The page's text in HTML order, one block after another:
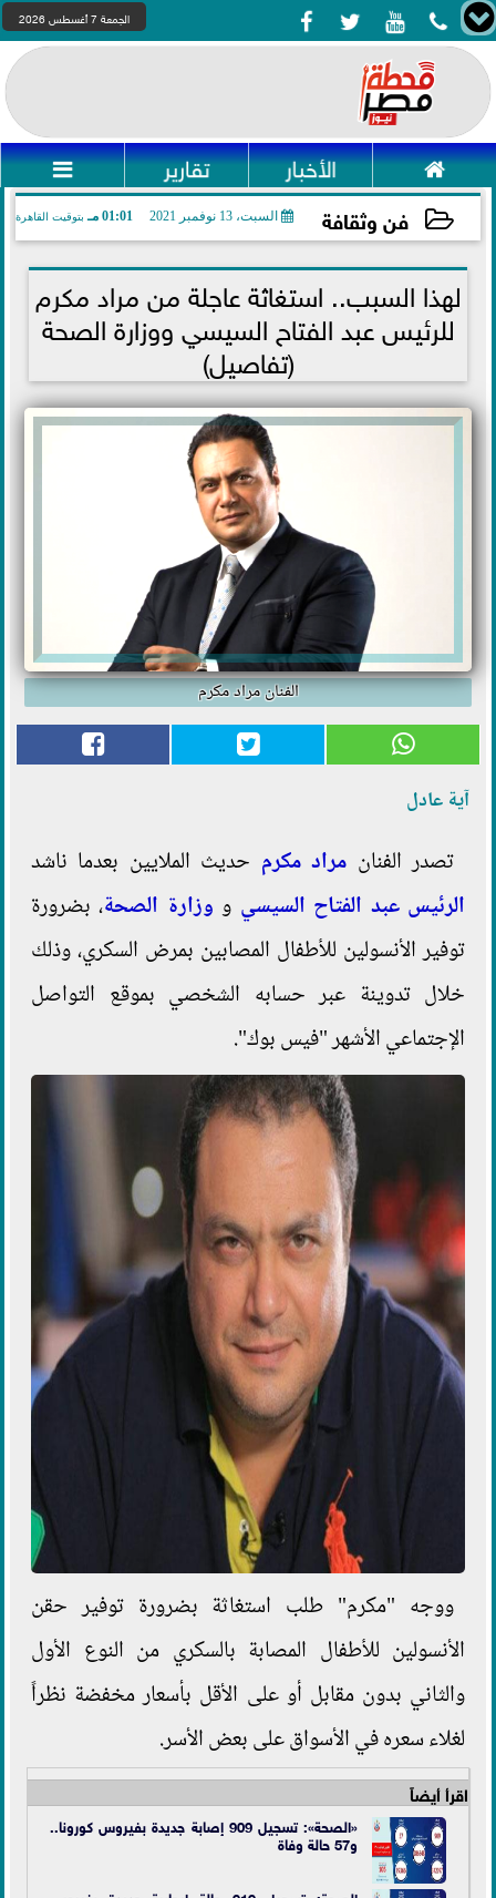
    الجمعة 7 أغسطس 2026
 الأخبار تقارير 
فن وثقافة السبت، 13 نوفمبر 2021 01:01 مـ بتوقيت القاهرة
2021-11-13 13:01:03
لهذا السبب.. استغاثة عاجلة من مراد مكرم
للرئيس عبد الفتاح السيسي ووزارة الصحة
(تفاصيل)
الفنان مراد مكرم
آية عادل
تصدر الفنان مراد مكرم حديث الملايين بعدما ناشد
الرئيس عبد الفتاح السيسي و وزارة الصحة، بضرورة
توفير الأنسولين للأطفال المصابين بمرض السكري، وذلك
خلال تدوينة عبر حسابه الشخصي بموقع التواصل
الإجتماعي الأشهر "فيس بوك".
ووجه "مكرم" طلب استغاثة بضرورة توفير حقن
الأنسولين للأطفال المصابة بالسكري من النوع الأول
والثاني بدون مقابل أو على الأقل بأسعار مخفضة نظراً
لغلاء سعره في الأسواق على بعض الأسر.
اقرأ أيضاً
«الصحة»: تسجيل 909 إصابة جديدة بفيروس كورونا..
و57 حالة وفاة